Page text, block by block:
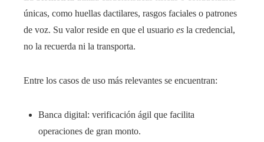
únicas, como huellas dactilares, rasgos faciales o patrones
de voz. Su valor reside en que el usuario es la credencial,
no la recuerda ni la transporta.
Entre los casos de uso más relevantes se encuentran:
Banca digital: verificación ágil que facilita
operaciones de gran monto.